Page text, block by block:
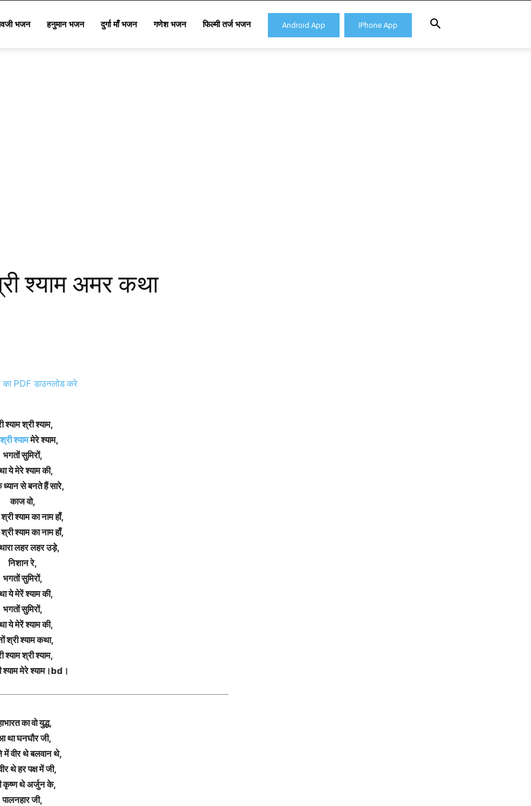
Android App IPhone App
भजन हनुमान भजन दुर्गा माँ भजन गणेश भजन फिल्मी तर्ज भजन
श्याम अमर कथा
PDF डाउनलोड करे
श्याम श्री श्याम,
श्याममेरे श्याम,
भगतों सुमिरों,
ये मेरे श्याम की,
से बनते हैं सारे,
काज वो,
श्याम का नाम हाँ,
श्याम का नाम हाँ,
थारा लहर लहर उड़े,
निशान रे,
भगतों सुमिरों,
ये मेरें श्याम की,
भगतों सुमिरों,
ये मेरें श्याम की,
श्री श्याम कथा,
श्याम श्री श्याम,
श्याम मेरे श्याम।bd।
का वो युद्ध,
था घनघौर जी,
में वीर थे बलवान थे,
थे हर पक्ष में जी,
कृष्ण थे अर्जुन के,
पालनहार जी,